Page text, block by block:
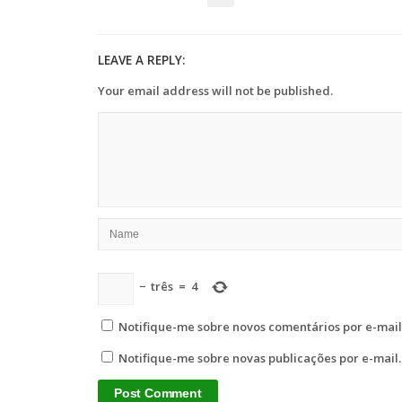
LEAVE A REPLY:
Your email address will not be published.
− três = 4
Notifique-me sobre novos comentários por e-
Notifique-me sobre novas publicações por e-mail.